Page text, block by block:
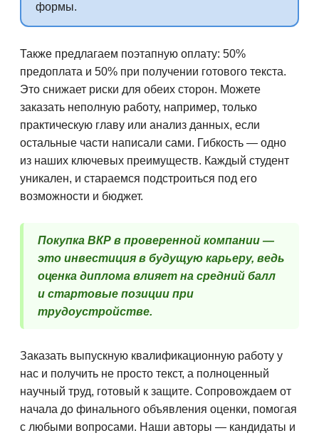
формы.
Также предлагаем поэтапную оплату: 50%
предоплата и 50% при получении готового текста.
Это снижает риски для обеих сторон. Можете
заказать неполную работу, например, только
практическую главу или анализ данных, если
остальные части написали сами. Гибкость — одно
из наших ключевых преимуществ. Каждый студент
уникален, и стараемся подстроиться под его
возможности и бюджет.
Покупка ВКР в проверенной компании —
это инвестиция в будущую карьеру, ведь
оценка диплома влияет на средний балл
и стартовые позиции при
трудоустройстве.
Заказать выпускную квалификационную работу у
нас и получить не просто текст, а полноценный
научный труд, готовый к защите. Сопровождаем от
начала до финального объявления оценки, помогая
с любыми вопросами. Наши авторы — кандидаты и